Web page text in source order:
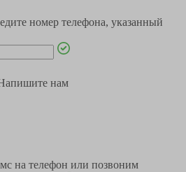
номер телефона, указанный
нам
на телефон или позвоним